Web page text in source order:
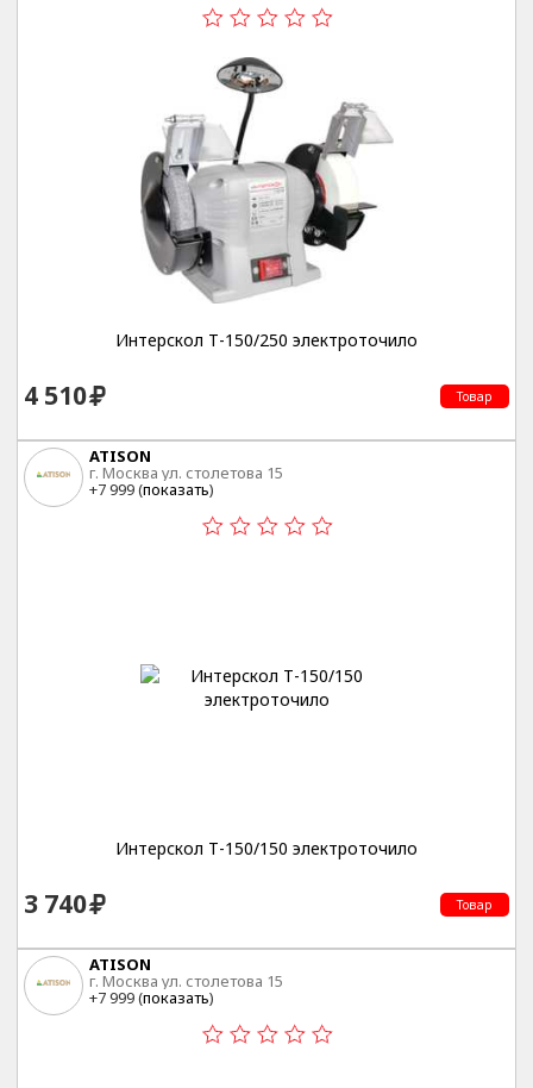
Интерскол Т-150/250 электроточило
4 510 Товар
ATISON
г. Москва ул. столетова 15
+7 999 (показать)
Интерскол Т-150/150 электроточило
3 740 Товар
ATISON
г. Москва ул. столетова 15
+7 999 (показать)